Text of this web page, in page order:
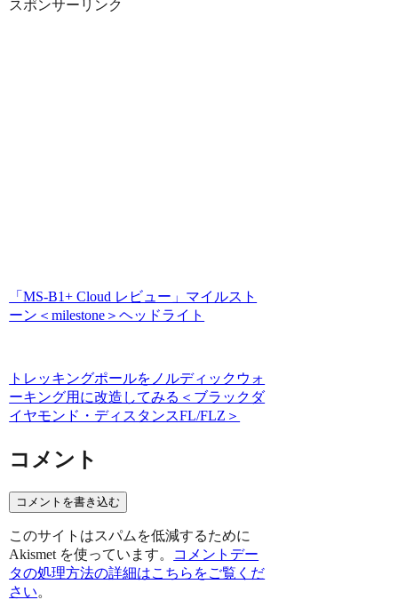
スポンサーリンク
「MS-B1+ Cloud レビュー」マイルスト
ーン＜milestone＞ヘッドライト
トレッキングポールをノルディックウォ
ーキング用に改造してみる＜ブラックダ
イヤモンド・ディスタンスFL/FLZ＞
コメント
コメントを書き込む
このサイトはスパムを低減するために
Akismet を使っています。
コメントデー
タの処理方法の詳細はこちらをご覧くだ
さい。